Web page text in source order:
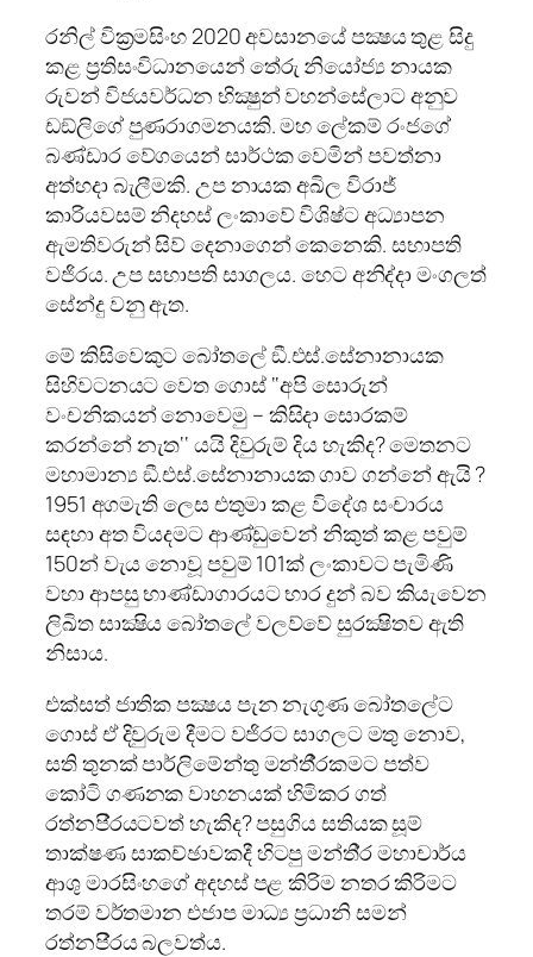
රනිල් වික‍්‍රමසිංහ 2020 අවසානයේ පක්‍ෂය තුළ සිදු
කළ ප‍්‍රතිසංවිධානයෙන් තේරු නියෝජ්‍ය නායක
රුවන් විජයවර්ධන භික්‍ෂුන් වහන්සේලාට අනුව
ඩඞ්ලිගේ පුණරාගමනයකි. මහ ලේකම් රංජගේ
බණ්ඩාර වේගයෙන් සාර්ථක වෙමින් පවත්නා
අත්හදා බැලීමකි. උප නායක අඛිල විරාජ්
කාරියවසම් නිදහස් ලංකාවේ විශිෂ්ට අධ්‍යාපන
ඇමතිවරුන් සිව් දෙනාගෙන් කෙනෙකි. සභාපති
වජිරය. උප සභාපති සාගලය. හෙට අනිද්දා මංගලත්
සේන්දු වනු ඇත.
මේ කිසිවෙකුට බෝතලේ ඞී.එස්.සේනානායක
සිහිවටනයට වෙත ගොස් ‘‘අපි සොරුන්
වංචනිකයන් නොවෙමු – කිසිදා සොරකම්
කරන්නේ නැත‘‘ යයි දිවුරුම් දිය හැකිද? මෙතනට
මහාමාන්‍ය ඞී.එස්.සේනානායක ගාව ගන්නේ ඇයි ?
1951 අගමැති ලෙස එතුමා කළ විදේශ සංචාරය
සඳහා අත වියදමට ආණ්ඩුවෙන් නිකුත් කළ පවුම්
150න් වැය නොවූ පවුම් 101ක් ලංකාවට පැමිණි
වහා ආපසු භාණ්ඩාගාරයට භාර දුන් බව කියැවෙන
ලිඛිත සාක්‍ෂිය බෝතලේ වලව්වේ සුරක්‍ෂිතව ඇති
නිසාය.
එක්සත් ජාතික පක්‍ෂය පැන නැගුණ බෝතලේට
ගොස් ඒ දිවුරුම දීමට වජිරට සාගලට මතු නොව,
සති තුනක් පාර්ලිමේන්තු මන්තී‍්‍රකමට පත්ව
කෝටි ගණනක වාහනයක් හිමිකර ගත්
රත්නපි‍්‍රයටවත් හැකිද? පසුගිය සතියක සූම්
තාක්ෂණ සාකච්ඡාවකදී හිටපු මන්ති‍්‍ර මහාචාර්ය
ආශු මාරසිංහගේ අදහස් පළ කිරිම නතර කිරිමට
තරම් වර්තමාන එජාප මාධ්‍ය ප‍්‍රධානි සමන්
රත්නපි‍්‍රය බලවත්ය.